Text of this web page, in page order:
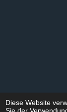
Diese Website